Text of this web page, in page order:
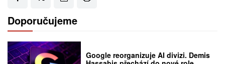
Doporučujeme
Google reorganizuje AI divizi. Demis